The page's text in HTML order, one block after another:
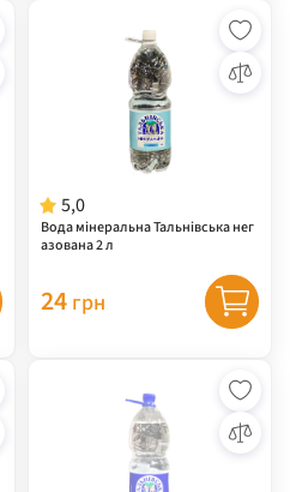
5,0
Вода мінеральна Тальнівська нег
азована 2 л
24 грн